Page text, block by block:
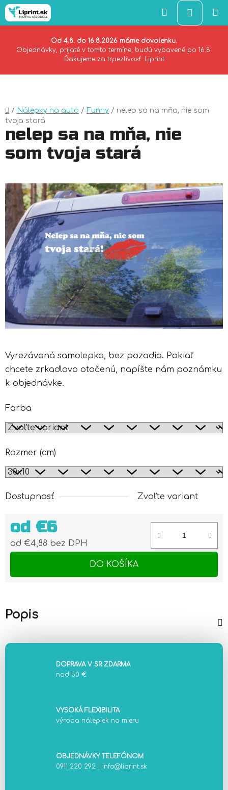
Od 4.8. do 16.8.2026 máme dovolenku.
Objednávky, prijaté v tomto termíne, budú vybavené po 16.8.
Ďakujeme za trpezlivosť. Liprint
Hľadať
KOŠÍK
Domov
/ Nálepky na auto / Funny / nelep sa na mňa, nie som
tvoja stará
Vyrezávaná samolepka, bez pozadia. Pokiaľ
chcete zrkadlovo otočenú, napíšte nám poznámku
k objednávke.
Farba
Rozmer (cm)
Dostupnosť Zvoľte variant
od €6
od €4,88 bez DPH
DO KOŠÍKA
nelep sa na mňa, nie
som tvoja stará
Popis
DOPRAVA V SR ZDARMA
nad 50 €
VYSOKÁ FLEXIBILITA
výroba nálepiek na mieru
OBJEDNÁVKY TELEFÓNOM
0911 220 292
info@liprint.sk